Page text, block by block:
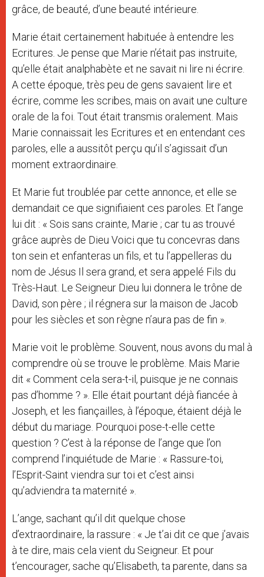
grâce, de beauté, d’une beauté intérieure.
Marie était certainement habituée à entendre les
Ecritures. Je pense que Marie n’était pas instruite,
qu’elle était analphabète et ne savait ni lire ni écrire.
A cette époque, très peu de gens savaient lire et
écrire, comme les scribes, mais on avait une culture
orale de la foi. Tout était transmis oralement. Mais
Marie connaissait les Ecritures et en entendant ces
paroles, elle a aussitôt perçu qu’il s’agissait d’un
moment extraordinaire.
Et Marie fut troublée par cette annonce, et elle se
demandait ce que signifiaient ces paroles. Et l’ange
lui dit : « Sois sans crainte, Marie ; car tu as trouvé
grâce auprès de Dieu Voici que tu concevras dans
ton sein et enfanteras un fils, et tu l’appelleras du
nom de Jésus Il sera grand, et sera appelé Fils du
Très-Haut. Le Seigneur Dieu lui donnera le trône de
David, son père ; il régnera sur la maison de Jacob
pour les siècles et son règne n’aura pas de fin ».
Marie voit le problème. Souvent, nous avons du mal à
comprendre où se trouve le problème. Mais Marie
dit « Comment cela sera-t-il, puisque je ne connais
pas d’homme ? ». Elle était pourtant déjà fiancée à
Joseph, et les fiançailles, à l’époque, étaient déjà le
début du mariage. Pourquoi pose-t-elle cette
question ? C’est à la réponse de l’ange que l’on
comprend l’inquiétude de Marie : « Rassure-toi,
l’Esprit-Saint viendra sur toi et c’est ainsi
qu’adviendra ta maternité ».
L’ange, sachant qu’il dit quelque chose
d’extraordinaire, la rassure : « Je t’ai dit ce que j’avais
à te dire, mais cela vient du Seigneur. Et pour
t’encourager, sache qu’Elisabeth, ta parente, dans sa